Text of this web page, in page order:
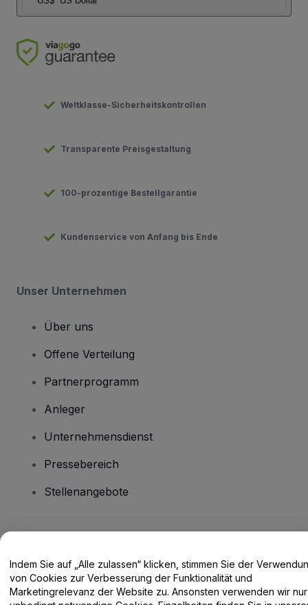
Weltklasse-Sicherheitskontrollen
Transparente Preisgestaltung
100-prozentige Bestellgarantie
Kundenservice von Anfang bis Ende
Unser Unternehmen
Über uns
Offene Verteilung
Partnerprogramm
Anleger
Unternehmensdienst
Pressebereich
Stellenangebote
Hilfe-Center / Kontakt
Indem Sie auf „Alle zulassen“ klicken, stimmen Sie der
von Cookies zur Verbesserung der Funktionalität und
Marketingrelevanz der Website zu. Ansonsten verwenden wir nur